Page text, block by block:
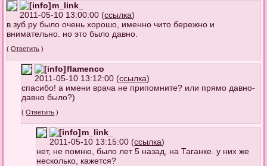
m_link_
2011-05-10 13:00:00 (ссылка)
в зуб.ру было очень хорошо, именно чито бережно и
внимательно. но это было давно.
(Ответить )
flamenco
2011-05-10 13:12:00 (ссылка)
спасибо! а имени врача не припомните? или прямо давно-
давно было?)
(Ответить )
m_link_
2011-05-10 13:15:00 (ссылка)
нет, не помню, было лет 5 назад, на Таганке. у них же
несколько, кажется?